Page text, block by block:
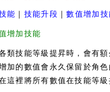
能 ｜ 技能升段 ｜數值增加
增加技能
技能等級提昇時，會有
加的數值會永久保留於角
這裡將所有數值在技能等